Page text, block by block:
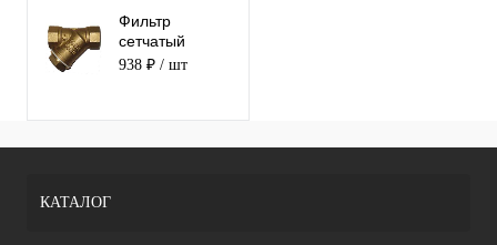
Фильтр
сетчатый
резьбовой
938 ₽ / шт
КАТАЛОГ